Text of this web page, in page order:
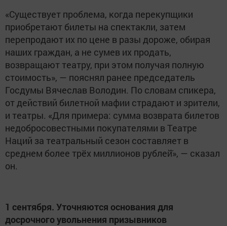
«Существует проблема, когда перекупщики
приобретают билеты на спектакли, затем
перепродают их по цене в разы дороже, обирая
наших граждан, а не сумев их продать,
возвращают театру, при этом получая полную
стоимость», — пояснял ранее председатель
Госдумы Вячеслав Володин. По словам спикера,
от действий билетной мафии страдают и зрители,
и театры. «Для примера: сумма возврата билетов
недобросовестными покупателями в Театре
Наций за театральный сезон составляет в
среднем более трёх миллионов рублей̆», — сказал
он.
1 сентября. Уточняются основания для
досрочного увольнения призывников